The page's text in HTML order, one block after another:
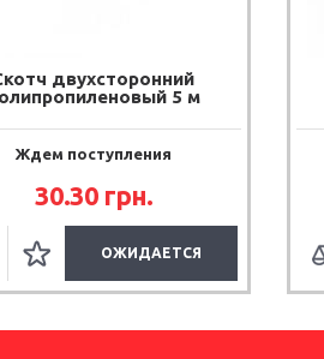
двухсторонний
5 м
Ждем поступления
30.30грн.
ОЖИДАЕТСЯ